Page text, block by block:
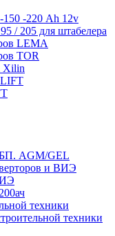
-220 Ah 12v
/ 205 для штабелера
LEMA
TOR
Xilin
AGM/GEL
и ВИЭ
техники
техники